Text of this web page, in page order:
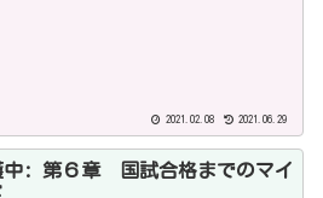
2021.02.08 2021.06.29
中: 第６章 国試合格までのマイ